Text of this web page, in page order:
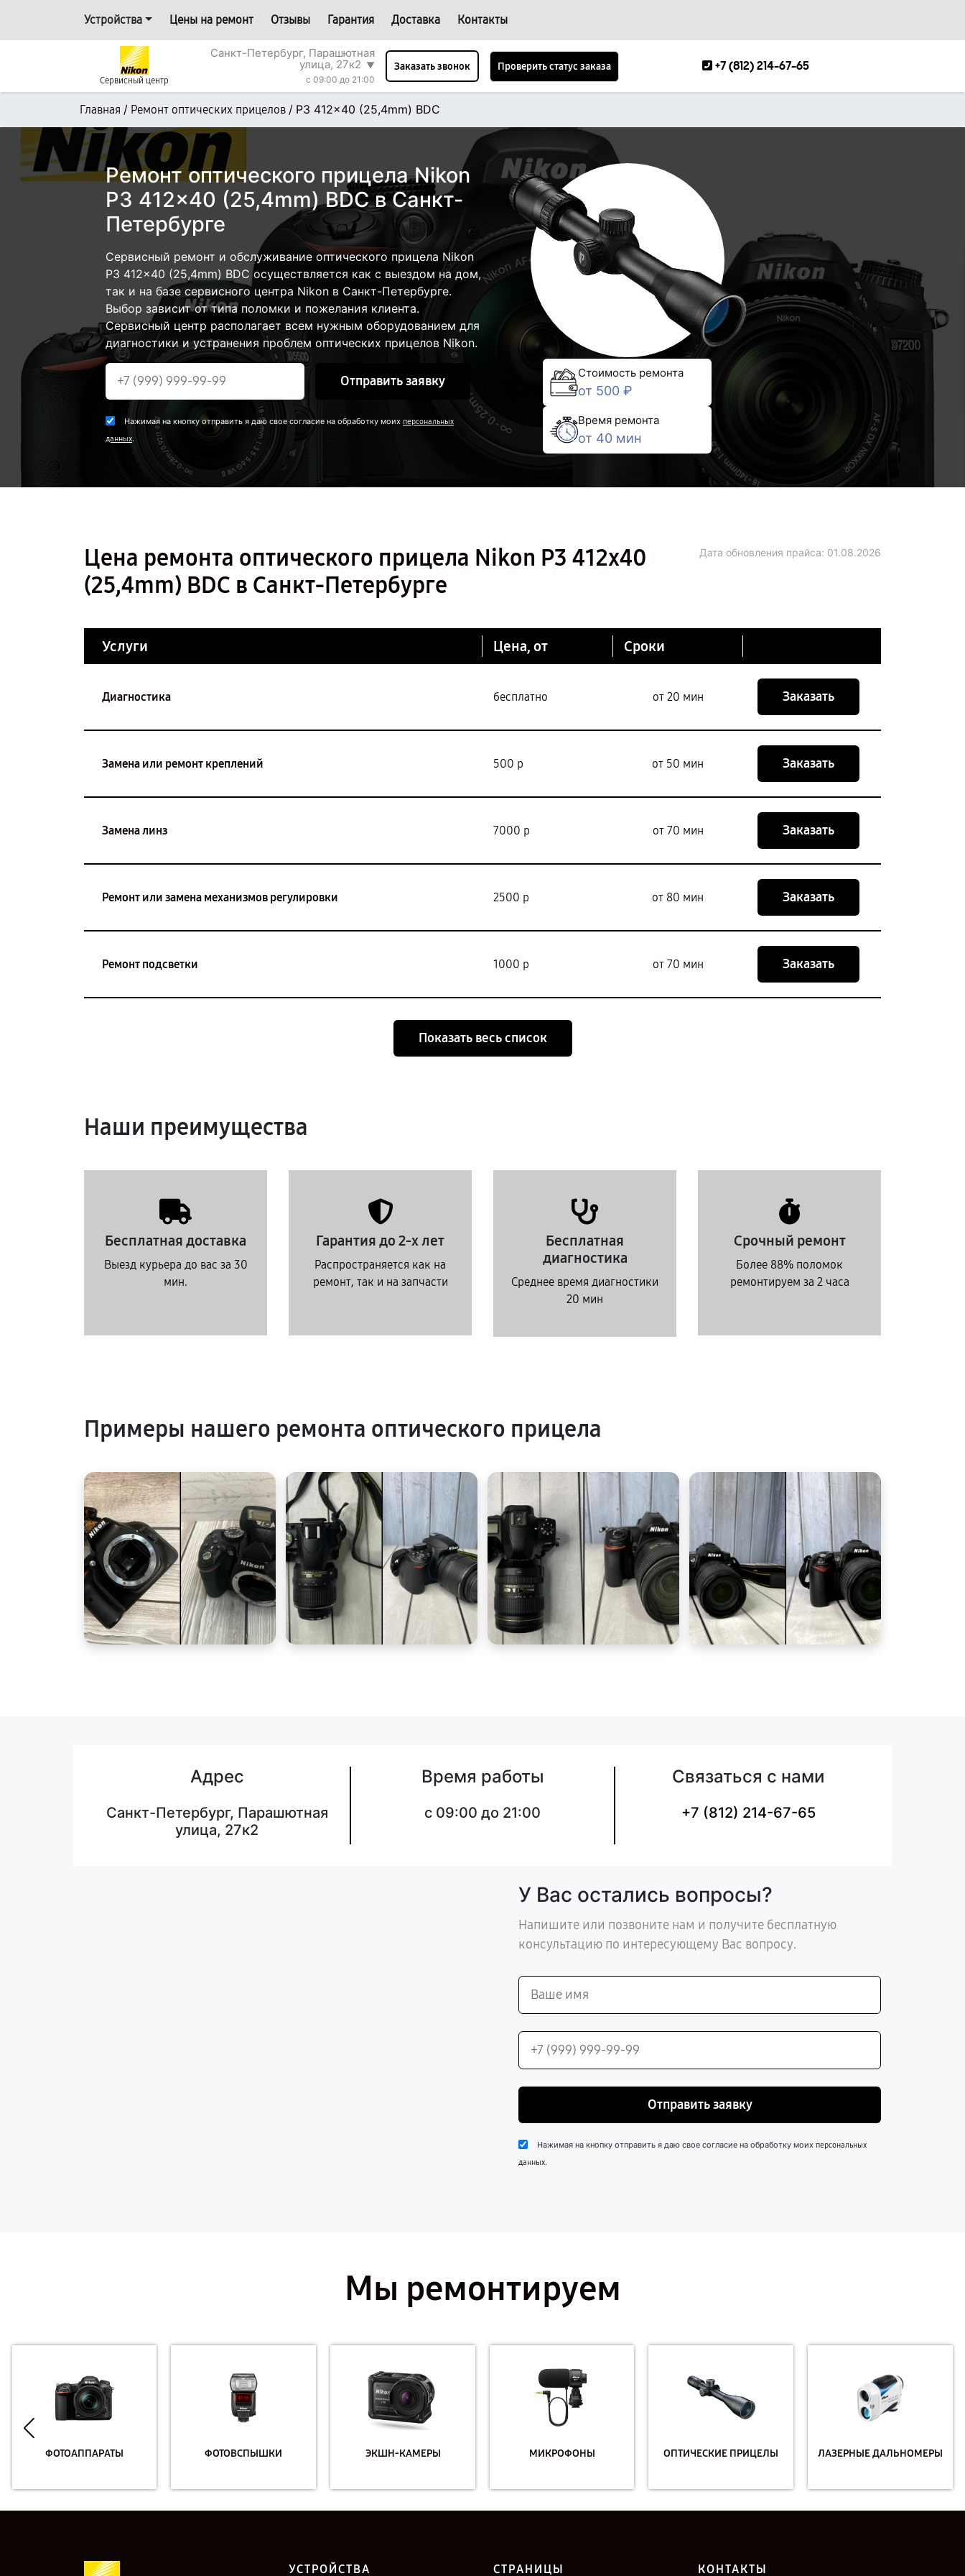
Устройства Цены на ремонт Отзывы Гарантия Доставка Контакты
Сервисный центр
Санкт-Петербург, Парашютная
улица, 27к2 ▼
c 09:00 до 21:00
Заказать звонок Проверить статус заказа +7 (812) 214-67-65
Главная / Ремонт оптических прицелов / P3 412x40 (25,4mm) BDC
Ремонт оптического прицела Nikon
P3 412x40 (25,4mm) BDC в Санкт-
Петербурге
Сервисный ремонт и обслуживание оптического прицела Nikon
P3 412x40 (25,4mm) BDC осуществляется как с выездом на дом,
так и на базе сервисного центра Nikon в Санкт-Петербурге.
Выбор зависит от типа поломки и пожелания клиента.
Сервисный центр располагает всем нужным оборудованием для
диагностики и устранения проблем оптических прицелов Nikon.
Отправить заявку
Нажимая на кнопку отправить я даю свое согласие на обработку моих персональных
данных.
Стоимость ремонта
от 500 ₽
Время ремонта
от 40 мин
Цена ремонта оптического прицела Nikon P3 412x40
(25,4mm) BDC в Санкт-Петербурге
Дата обновления прайса: 01.08.2026
Услуги Цена, от Сроки
Диагностика бесплатно от 20 мин Заказать
Замена или ремонт креплений 500 р от 50 мин Заказать
Замена линз 7000 р от 70 мин Заказать
Ремонт или замена механизмов регулировки 2500 р от 80 мин Заказать
Ремонт подсветки 1000 р от 70 мин Заказать
Показать весь список
Наши преимущества
Бесплатная доставка
Выезд курьера до вас за 30
мин.
Гарантия до 2-х лет
Распространяется как на
ремонт, так и на запчасти
Бесплатная
диагностика
Среднее время диагностики
20 мин
Срочный ремонт
Более 88% поломок
ремонтируем за 2 часа
Примеры нашего ремонта оптического прицела
Адрес
Санкт-Петербург, Парашютная
улица, 27к2
Время работы
c 09:00 до 21:00
Связаться с нами
+7 (812) 214-67-65
У Вас остались вопросы?
Напишите или позвоните нам и получите бесплатную
консультацию по интересующему Вас вопросу.
Отправить заявку
Нажимая на кнопку отправить я даю свое согласие на обработку моих персональных
данных.
Мы ремонтируем
ФОТОАППАРАТЫ ФОТОВСПЫШКИ ЭКШН-КАМЕРЫ МИКРОФОНЫ ОПТИЧЕСКИЕ ПРИЦЕЛЫ ЛАЗЕРНЫЕ ДАЛЬНОМЕРЫ
УСТРОЙСТВА СТРАНИЦЫ КОНТАКТЫ